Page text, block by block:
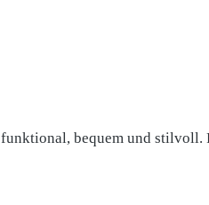
bequem und